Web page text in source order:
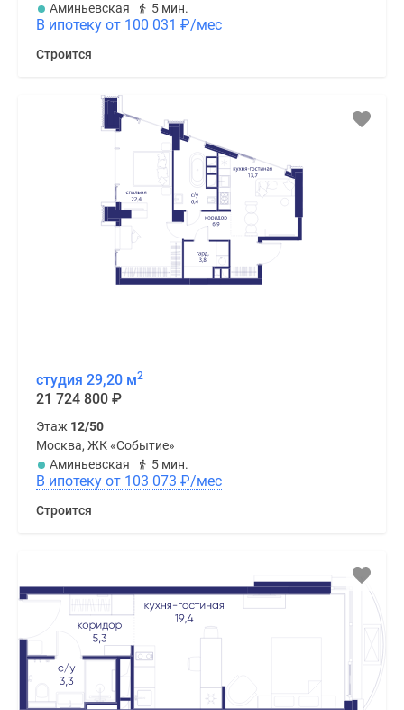
Аминьевская
5 мин.
В ипотеку от 100 031 ₽/мес
Строится
студия 29,20 м2
21 724 800 ₽
Этаж 12/50
Москва, ЖК «Событие»
Аминьевская
5 мин.
В ипотеку от 103 073 ₽/мес
Строится